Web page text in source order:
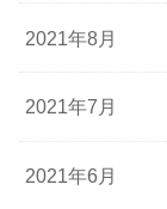
2021年8月
2021年7月
2021年6月